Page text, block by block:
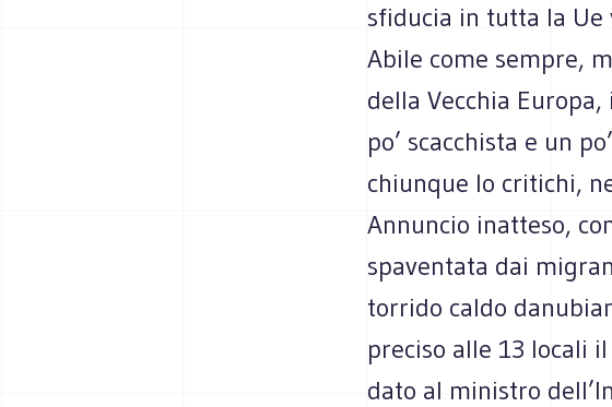
sfiducia in tutta la
Abile come sempre,
della Vecchia
po’ scacchista e un
chiunque lo critichi,
Annuncio inatteso,
spaventata dai
torrido caldo
preciso alle 13 locali
dato al ministro